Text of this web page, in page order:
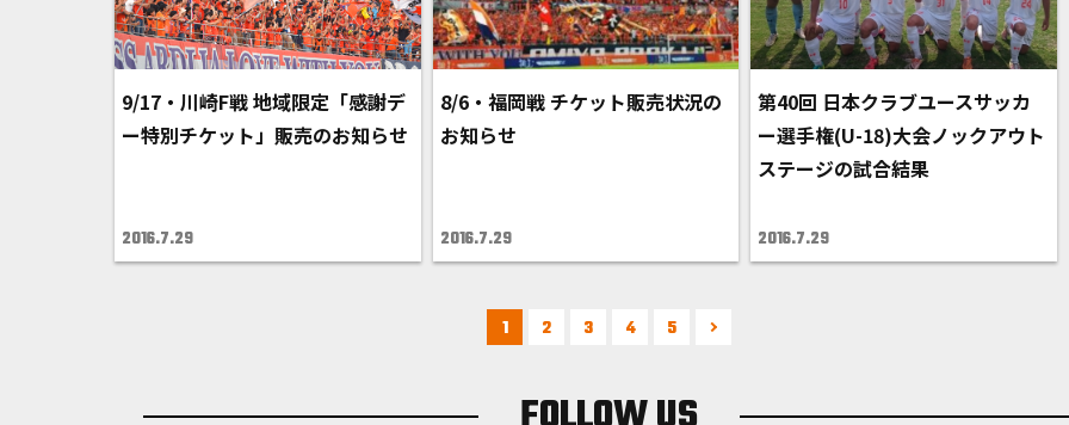
9/17・川崎F戦 地域限定「感謝デ
ー特別チケット」販売のお知らせ
2016.7.29
8/6・福岡戦 チケット販売状況の
お知らせ
2016.7.29
第40回 日本クラブユースサッカ
ー選手権(U-18)大会ノックアウト
ステージの試合結果
2016.7.29
1 2 3 4 5